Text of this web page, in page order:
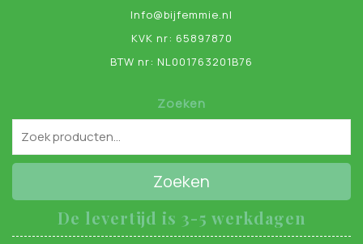
Info@bijfemmie.nl
KVK nr: 65897870
BTW nr: NL001763201B76
Zoeken
Zoeken
De levertijd is 3-5 werkdagen